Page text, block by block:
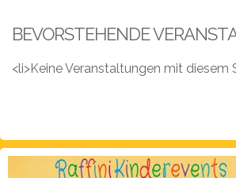
Fotos,
Events
Referenzen
BEVORSTEHENDE
<li>Keine Veranstaltungen mit